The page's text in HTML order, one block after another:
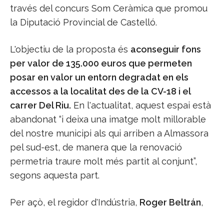
través del concurs Som Ceràmica que promou
la Diputació Provincial de Castelló.
L'objectiu de la proposta és aconseguir fons
per valor de 135.000 euros que permeten
posar en valor un entorn degradat en els
accessos a la localitat des de la CV-18 i el
carrer Del Riu. En l'actualitat, aquest espai està
abandonat “i deixa una imatge molt millorable
del nostre municipi als qui arriben a Almassora
pel sud-est, de manera que la renovació
permetria traure molt més partit al conjunt”,
segons aquesta part.
Per açò, el regidor d'Indústria, Roger Beltrán,